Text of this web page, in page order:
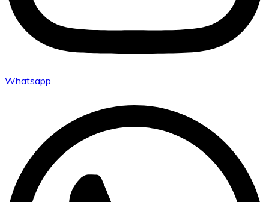
Whatsapp